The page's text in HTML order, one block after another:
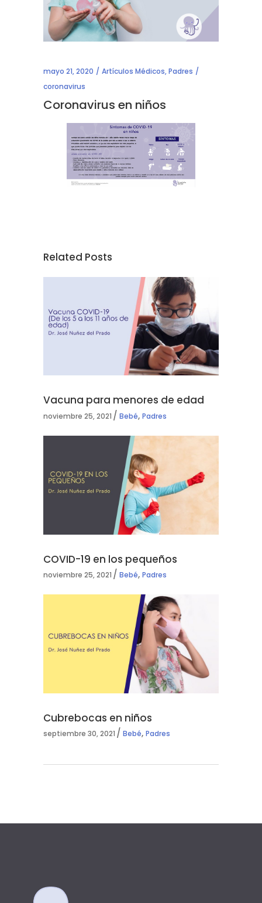
mayo 21, 2020 Artículos Médicos,Padres
coronavirus
Coronavirus en niños
Related Posts
Vacuna para menores de edad
noviembre 25, 2021 Bebé, Padres
COVID-19 en los pequeños
noviembre 25, 2021 Bebé, Padres
Cubrebocas en niños
septiembre 30, 2021 Bebé, Padres